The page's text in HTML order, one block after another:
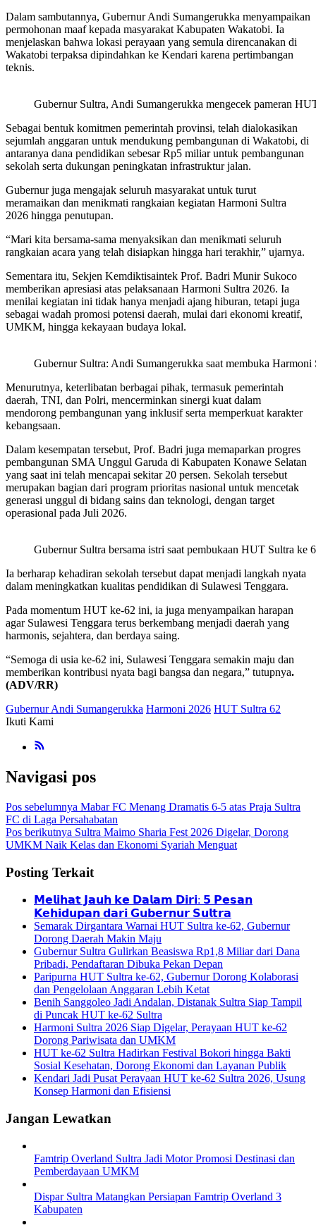
Dalam sambutannya, Gubernur Andi Sumangerukka menyampaikan
permohonan maaf kepada masyarakat Kabupaten Wakatobi. Ia
menjelaskan bahwa lokasi perayaan yang semula direncanakan di
Wakatobi terpaksa dipindahkan ke Kendari karena pertimbangan
teknis.
Gubernur Sultra, Andi Sumangerukka mengecek pameran
Sebagai bentuk komitmen pemerintah provinsi, telah dialokasikan
sejumlah anggaran untuk mendukung pembangunan di Wakatobi, di
antaranya dana pendidikan sebesar Rp5 miliar untuk pembangunan
sekolah serta dukungan peningkatan infrastruktur jalan.
Gubernur juga mengajak seluruh masyarakat untuk turut
meramaikan dan menikmati rangkaian kegiatan Harmoni Sultra
2026 hingga penutupan.
“Mari kita bersama-sama menyaksikan dan menikmati seluruh
rangkaian acara yang telah disiapkan hingga hari terakhir,” ujarnya.
Sementara itu, Sekjen Kemdiktisaintek Prof. Badri Munir Sukoco
memberikan apresiasi atas pelaksanaan Harmoni Sultra 2026. Ia
menilai kegiatan ini tidak hanya menjadi ajang hiburan, tetapi juga
sebagai wadah promosi potensi daerah, mulai dari ekonomi kreatif,
UMKM, hingga kekayaan budaya lokal.
Gubernur Sultra: Andi Sumangerukka saat membuka
Menurutnya, keterlibatan berbagai pihak, termasuk pemerintah
daerah, TNI, dan Polri, mencerminkan sinergi kuat dalam
mendorong pembangunan yang inklusif serta memperkuat karakter
kebangsaan.
Dalam kesempatan tersebut, Prof. Badri juga memaparkan progres
pembangunan SMA Unggul Garuda di Kabupaten Konawe Selatan
yang saat ini telah mencapai sekitar 20 persen. Sekolah tersebut
merupakan bagian dari program prioritas nasional untuk mencetak
generasi unggul di bidang sains dan teknologi, dengan target
operasional pada Juli 2026.
Gubernur Sultra bersama istri saat pembukaan HUT Sultra
Ia berharap kehadiran sekolah tersebut dapat menjadi langkah nyata
dalam meningkatkan kualitas pendidikan di Sulawesi Tenggara.
Pada momentum HUT ke-62 ini, ia juga menyampaikan harapan
agar Sulawesi Tenggara terus berkembang menjadi daerah yang
harmonis, sejahtera, dan berdaya saing.
“Semoga di usia ke-62 ini, Sulawesi Tenggara semakin maju dan
memberikan kontribusi nyata bagi bangsa dan negara,” tutupnya.
(ADV/RR)
Gubernur Andi Sumangerukka Harmoni 2026 HUT Sultra 62
Ikuti Kami
Navigasi pos
Pos sebelumnya Mabar FC Menang Dramatis 6-5 atas Praja Sultra
FC di Laga Persahabatan
Pos berikutnya Sultra Maimo Sharia Fest 2026 Digelar, Dorong
UMKM Naik Kelas dan Ekonomi Syariah Menguat
Posting Terkait
𝗠𝗲𝗹𝗶𝗵𝗮𝘁 𝗝𝗮𝘂𝗵 𝗸𝗲 𝗗𝗮𝗹𝗮𝗺 𝗗𝗶𝗿𝗶: 𝟱 𝗣𝗲𝘀𝗮𝗻
𝗞𝗲𝗵𝗶𝗱𝘂𝗽𝗮𝗻 𝗱𝗮𝗿𝗶 𝗚𝘂𝗯𝗲𝗿𝗻𝘂𝗿 𝗦𝘂𝗹𝘁𝗿𝗮
Semarak Dirgantara Warnai HUT Sultra ke-62, Gubernur
Dorong Daerah Makin Maju
Gubernur Sultra Gulirkan Beasiswa Rp1,8 Miliar dari Dana
Pribadi, Pendaftaran Dibuka Pekan Depan
Paripurna HUT Sultra ke-62, Gubernur Dorong Kolaborasi
dan Pengelolaan Anggaran Lebih Ketat
Benih Sanggoleo Jadi Andalan, Distanak Sultra Siap Tampil
di Puncak HUT ke-62 Sultra
Harmoni Sultra 2026 Siap Digelar, Perayaan HUT ke-62
Dorong Pariwisata dan UMKM
HUT ke-62 Sultra Hadirkan Festival Bokori hingga Bakti
Sosial Kesehatan, Dorong Ekonomi dan Layanan Publik
Kendari Jadi Pusat Perayaan HUT ke-62 Sultra 2026, Usung
Konsep Harmoni dan Efisiensi
Jangan Lewatkan
Famtrip Overland Sultra Jadi Motor Promosi Destinasi dan
Pemberdayaan UMKM
Dispar Sultra Matangkan Persiapan Famtrip Overland 3
Kabupaten